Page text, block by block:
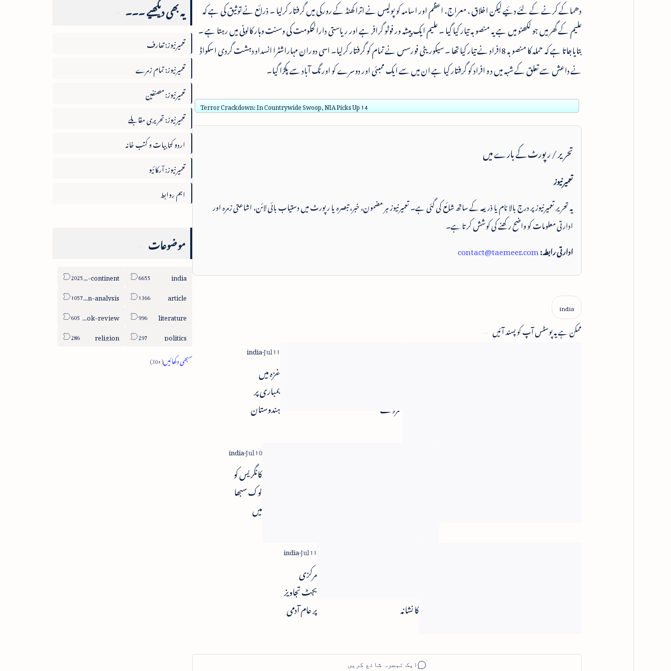
دھماکے کرنے کے لئے دئیے لیکن اخلاق ، معراج، اعظم اور اسامہ کو پولیس نے اترا کھنڈ کے رورکی میں گرفتار کرلیا ۔ ذرائع نے توثیق کی ہے کہ
علیم کے گھر میں جو لکھنو میں ہے یہ منصوبہ تیار کیا گیا ۔ علیم ایک پیشہ ور فوٹو گرافر ہے اور ریاستی دارالحکومت کی وسنت وہار کالونی میں رہتا ہے ۔
بتایاجاتا ہے کہ حملہ کا منصوبہ 8افراد نے تیار کیا تھا ۔ سیکوریٹی فورسس نے تمام کو گرفتار کرلیا۔ اسی دوران مہاراشٹرا انسداد دہشت گردی اسکواڈ
نے داعش سے تعلق کے شبہ میں د و افراد کو گرفتار کیا ہے ان میں سے ایک ممبئی اور دوسرے کو اورنگ آباد سے پکڑا گیا۔
Terror Crackdown: In Countrywide Swoop, NIA Picks Up 14
تحریر / رپورٹ کے بارے میں
تعمیرنیوز
یہ تحریر تعمیرنیوز پر درج بالا نام یا ذریعہ کے ساتھ شائع کی گئی ہے۔ تعمیرنیوز ہر مضمون، خبر، تبصرہ یا رپورٹ میں دستیاب بائی لائن، اشاعتی زمرہ اور
ادارتی معلومات کو واضح رکھنے کی کوشش کرتا ہے۔
ادارتی رابطہ:contact@taemeer.com
ممکن ہے یہ پوسٹس آپ کو پسند آئیں
سروے
غزہ میں
بمباری پر
ہندوستان
کانگریس کو
لوک سبھا
میں
کا نشانہ
خدمات
مرکزی
بجٹ تجاویز
پر عام آدمی
یہ بھی دیکھیے ۔۔۔
تعمیرنیوز: تعارف
تعمیرنیوز: تمام زمرے
تعمیرنیوز: مصنفین
تعمیرنیوز: تحریری مقابلے
اردو کتابیات و کتب خانہ
تعمیرنیوز: آرکائیو
اہم روابط
موضوعات
india
sub-continent
article
column-analysis
literature
book-review
politics
religion